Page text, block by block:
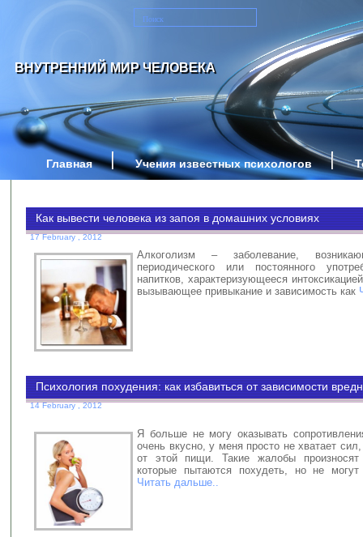
ВНУТРЕННИЙ МИР ЧЕЛОВЕКА
Главная Учения известных психологов
Как вывести человека из запоя в домашних условиях
17 February , 2012
Алкоголизм – заболевание,
периодического или постоянного
напитков, характеризующееся
вызывающее привыкание и зависимость как
Психология похудения: как избавиться от зависимости
14 February , 2012
Я больше не могу оказывать
очень вкусно, у меня просто не хватает сил,
от этой пищи. Такие жалобы
которые пытаются похудеть, но не могут
Читать дальше..